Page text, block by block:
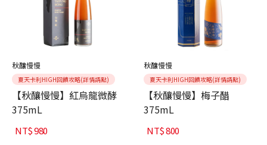
秋釀慢慢
夏天卡利HIGH回饋攻略(詳情請點)
【秋釀慢慢】紅烏龍微酵
375mL
NT$980
秋釀慢慢
夏天卡利HIGH回饋攻略(詳情請點)
【秋釀慢慢】梅子醋
375mL
NT$800